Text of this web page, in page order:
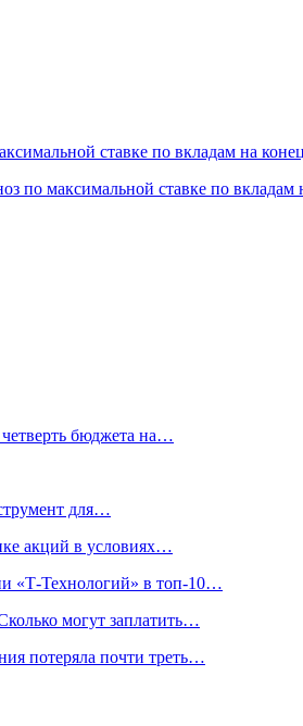
ставке по вкладам на
по максимальной ставке по вкладам
бюджета на…
для…
акций в условиях…
«Т-Технологий» в топ-10…
могут заплатить…
потеряла почти треть…